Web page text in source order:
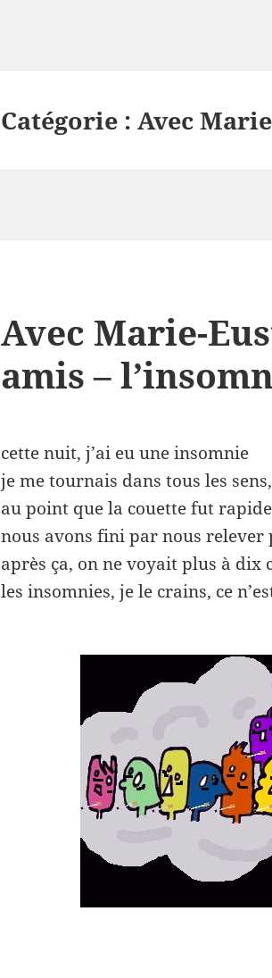
Catégorie :Avec
Avec Marie-
amis –
cette nuit, j’ai eu une insomnie
je me tournais dans tous les
au point que la couette fut
nous avons fini par nous
après ça, on ne voyait plus à
les insomnies, je le crains, ce